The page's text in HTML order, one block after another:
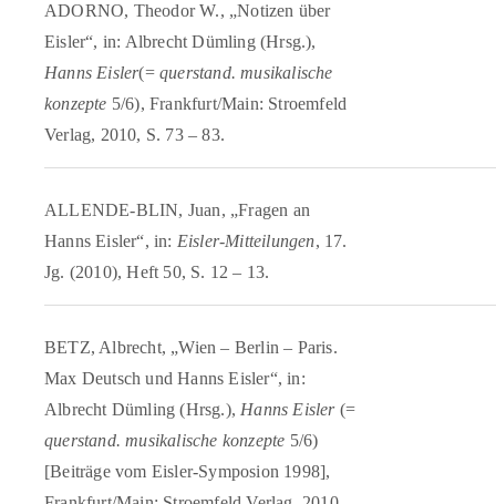
ADORNO, Theodor W., „Notizen über
Eisler“, in: Albrecht Dümling (Hrsg.),
Hanns Eisler(=querstand. musikalische
konzepte 5/6), Frankfurt/Main: Stroemfeld
Verlag, 2010, S. 73 – 83.
ALLENDE-BLIN, Juan, „Fragen an
Hanns Eisler“, in: Eisler-Mitteilungen, 17.
Jg. (2010), Heft 50, S. 12 – 13.
BETZ, Albrecht, „Wien – Berlin – Paris.
Max Deutsch und Hanns Eisler“, in:
Albrecht Dümling (Hrsg.), Hanns Eisler(=
querstand. musikalische konzepte 5/6)
[Beiträge vom Eisler-Symposion 1998],